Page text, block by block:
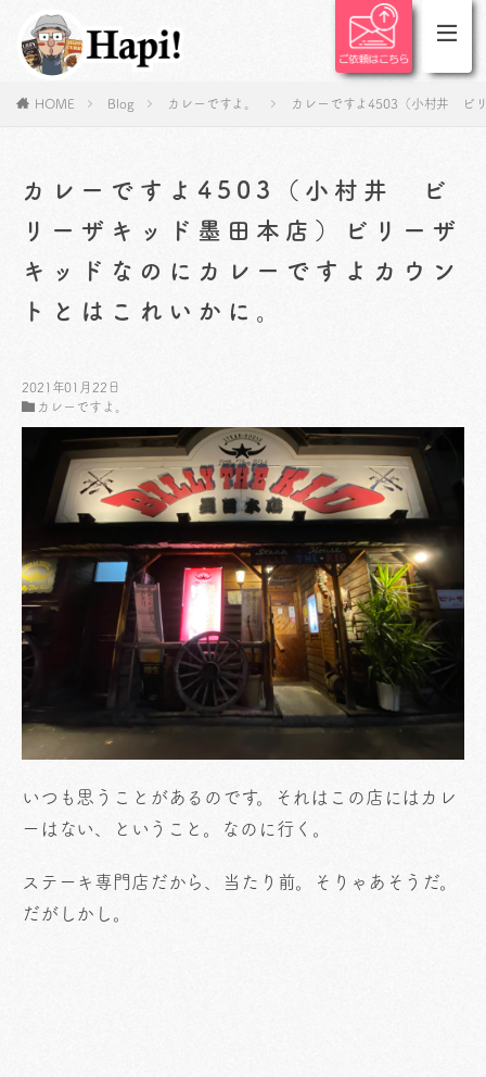
HOME Blog カレーですよ。 カレーですよ4503（小村井 ビ
カレーですよ4503（小村井 ビ
リーザキッド墨田本店）ビリーザ
キッドなのにカレーですよカウン
トとはこれいかに。
2021年01月22日
カレーですよ。
いつも思うことがあるのです。それはこの店にはカレ
ーはない、ということ。なのに行く。
ステーキ専門店だから、当たり前。そりゃあそうだ。
だがしかし。